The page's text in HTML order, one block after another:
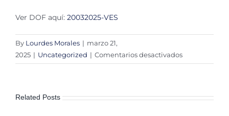
Ver DOF aquí: 20032025-VES
By Lourdes Morales | marzo 21,
2025 | Uncategorized | Comentarios desactivadosen
Publican
nuevas
Related Posts